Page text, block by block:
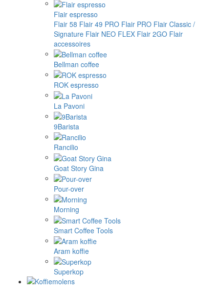
Flair espresso
Flair 58 Flair 49 PRO Flair PRO Flair Classic /
Signature Flair NEO FLEX Flair 2GO Flair
accessoires
Bellman coffee
ROK espresso
La Pavoni
9Barista
Rancilio
Goat Story Gina
Pour-over
Morning
Smart Coffee Tools
Aram koffie
Superkop